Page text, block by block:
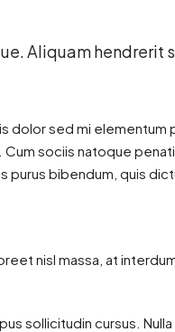
Aliquam hendrerit
dolor sed mi elementum
sociis natoque
bibendum, quis
nisl massa, at
sollicitudin cursus. Nulla